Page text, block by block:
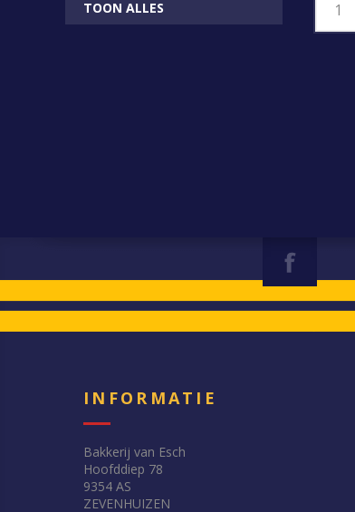
TOON ALLES
INFORMATIE
Bakkerij van Esch
Hoofddiep 78
9354 AS
ZEVENHUIZEN